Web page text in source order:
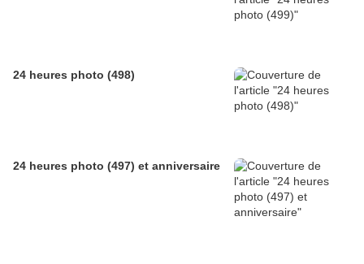
24 heures photo (498)
24 heures photo (497) et anniversaire